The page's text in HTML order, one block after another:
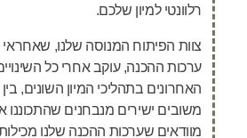
רלוונטי למיון שלכם.
צוות הפיתוח המנוסה שלנו, שאחראי
ערכות ההכנה, עוקב אחרי כל
האחרונים בתהליכי המיון השונים,
משובים ישירים מנבחנים שהתכוננו
מוודאים שערכות ההכנה שלנו